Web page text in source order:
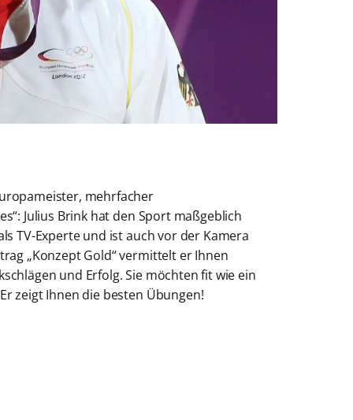
mehrfacher
Julius Brink hat den Sport maßgeblich
TV-Experte und ist auch vor der Kamera
„Konzept Gold“ vermittelt er Ihnen
und Erfolg. Sie möchten fit wie ein
zeigt Ihnen die besten Übungen!